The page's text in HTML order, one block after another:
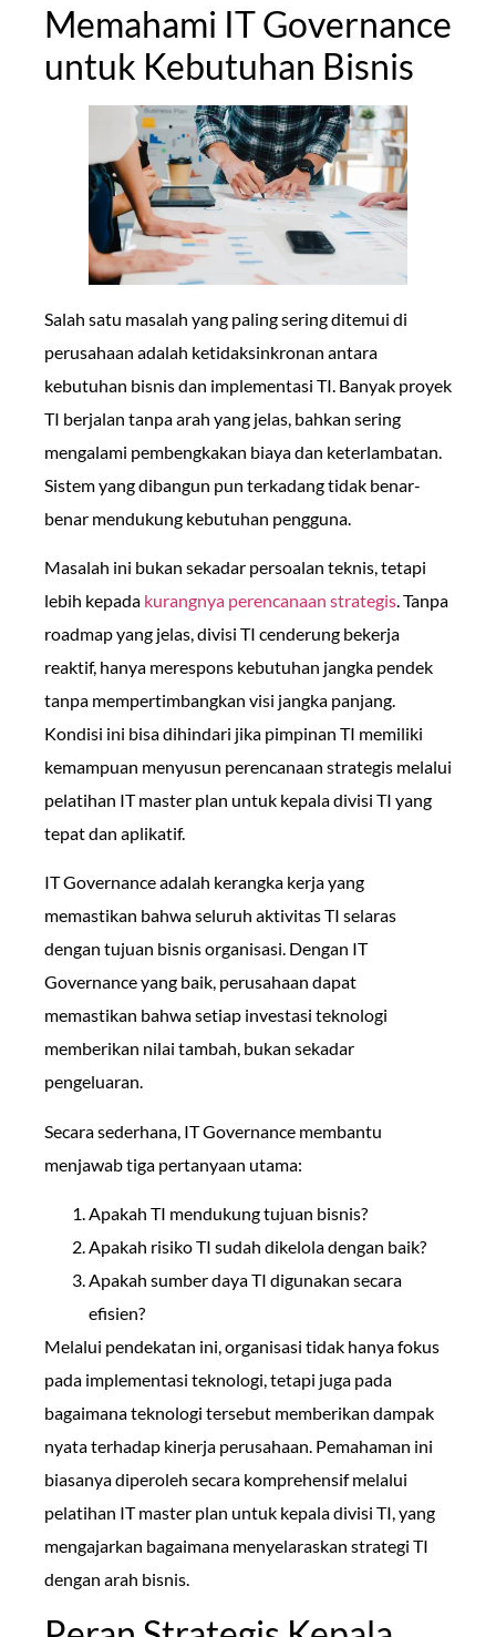
Memahami IT Governance
untuk Kebutuhan Bisnis
Salah satu masalah yang paling sering ditemui di
perusahaan adalah ketidaksinkronan antara
kebutuhan bisnis dan implementasi TI. Banyak proyek
TI berjalan tanpa arah yang jelas, bahkan sering
mengalami pembengkakan biaya dan keterlambatan.
Sistem yang dibangun pun terkadang tidak benar-
benar mendukung kebutuhan pengguna.
Masalah ini bukan sekadar persoalan teknis, tetapi
lebih kepada kurangnya perencanaan strategis. Tanpa
roadmap yang jelas, divisi TI cenderung bekerja
reaktif, hanya merespons kebutuhan jangka pendek
tanpa mempertimbangkan visi jangka panjang.
Kondisi ini bisa dihindari jika pimpinan TI memiliki
kemampuan menyusun perencanaan strategis melalui
pelatihan IT master plan untuk kepala divisi TI yang
tepat dan aplikatif.
IT Governance adalah kerangka kerja yang
memastikan bahwa seluruh aktivitas TI selaras
dengan tujuan bisnis organisasi. Dengan IT
Governance yang baik, perusahaan dapat
memastikan bahwa setiap investasi teknologi
memberikan nilai tambah, bukan sekadar
pengeluaran.
Secara sederhana, IT Governance membantu
menjawab tiga pertanyaan utama:
Apakah TI mendukung tujuan bisnis?
Apakah risiko TI sudah dikelola dengan baik?
Apakah sumber daya TI digunakan secara
efisien?
Melalui pendekatan ini, organisasi tidak hanya fokus
pada implementasi teknologi, tetapi juga pada
bagaimana teknologi tersebut memberikan dampak
nyata terhadap kinerja perusahaan. Pemahaman ini
biasanya diperoleh secara komprehensif melalui
pelatihan IT master plan untuk kepala divisi TI, yang
mengajarkan bagaimana menyelaraskan strategi TI
dengan arah bisnis.